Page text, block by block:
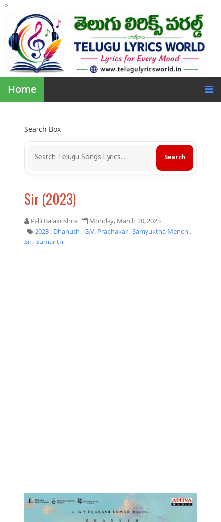
-->
Home
Search Box
Sir (2023)
Palli Balakrishna
Monday, March 20, 2023
2023, Dhanush ,G.V. Prabhakar,Samyuktha Menon ,
Sir,Sumanth